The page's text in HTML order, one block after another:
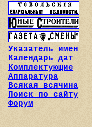
Указатель имен
Календарь дат
Комплектующие
Аппаратура
Всякая всячина
Поиск по сайту
Форум